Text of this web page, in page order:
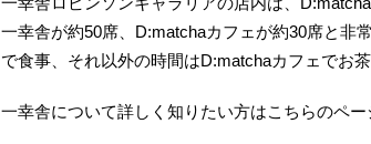
一幸舎が約50席、D:matchaカフェが約30席と非
で食事、それ以外の時間はD:matchaカフェでお
一幸舎について詳しく知りたい方はこちらのペー